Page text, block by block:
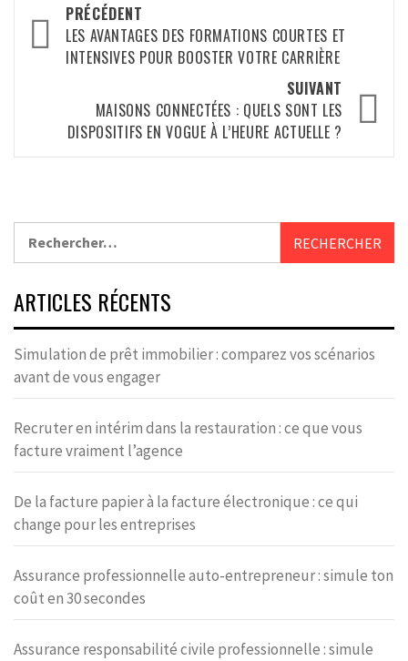
Navigation
d’article
PRÉCÉDENT
LES AVANTAGES DES FORMATIONS COURTES ET
INTENSIVES POUR BOOSTER VOTRE CARRIÈRE
SUIVANT
MAISONS CONNECTÉES : QUELS SONT LES
DISPOSITIFS EN VOGUE À L’HEURE ACTUELLE ?
ARTICLES RÉCENTS
Simulation de prêt immobilier : comparez vos scénarios
avant de vous engager
Recruter en intérim dans la restauration : ce que vous
facture vraiment l’agence
De la facture papier à la facture électronique : ce qui
change pour les entreprises
Assurance professionnelle auto-entrepreneur : simule ton
coût en 30 secondes
Assurance responsabilité civile professionnelle : simule